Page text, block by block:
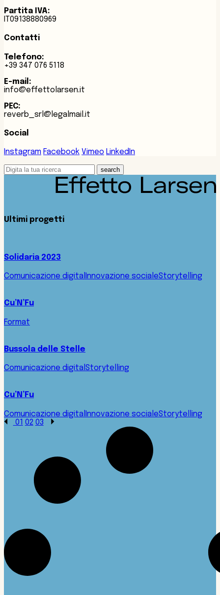
Partita IVA:
IT09138880969
Contatti
Telefono:
+39 347 076 5118
E-mail:
info@effettolarsen.it
PEC:
reverb_srl@legalmail.it
Social
Instagram Facebook Vimeo LinkedIn
search
Ultimi progetti
Solidaria 2023
Comunicazione digital Innovazione socialeStorytelling
Cu’N’Fu
Format
Bussola delle Stelle
Comunicazione digital Storytelling
Cu’N’Fu
Comunicazione digital Innovazione socialeStorytelling
01 02 03